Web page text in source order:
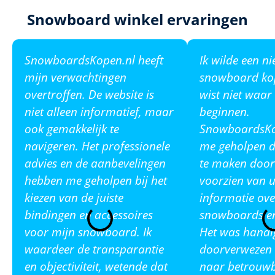
Snowboard winkel ervaringen
SnowboardsKopen.nl heeft
mijn verwachtingen
overtroffen. De website is
niet alleen informatief, maar
ook gemakkelijk te
navigeren. Het professionele
advies en de aanbevelingen
hebben me geholpen bij het
kiezen van de juiste
bindingen en accessoires
voor mijn snowboard. Ik
waardeer de transparantie
en objectiviteit, wetende dat
Ik wilde een
snowboard
wist niet waar
beginnen.
me geholpen
te maken
voorzien van
informatie
snowboards
Het was
naar